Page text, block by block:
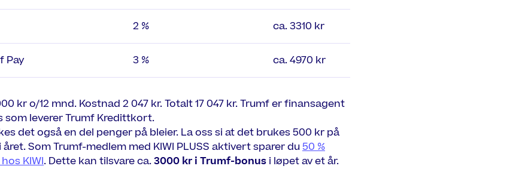
2 % ca. 3310 kr
Pay 3 % ca. 4970 kr
kr o/12 mnd. Kostnad 2 047 kr. Totalt 17 047 kr. Trumf er finansagent
som leverer Trumf Kredittkort.
det også en del penger på bleier. La oss si at det brukes 500 kr på
Som Trumf-medlem med KIWI PLUSS aktivert sparer du50 %
KIWI. Dette kan tilsvare ca.3000 kr i Trumf-bonus i løpet av et år.